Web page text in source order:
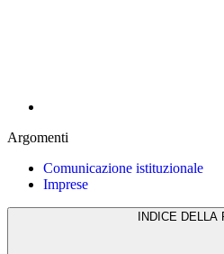
Argomenti
Comunicazione istituzionale
Imprese